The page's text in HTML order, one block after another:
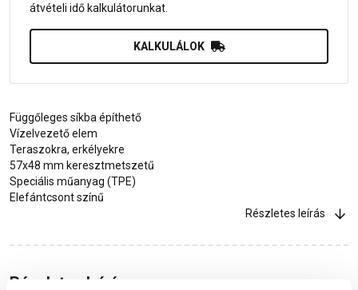
átvételi idő kalkulátorunkat.
KALKULÁLOK
Függőleges síkba építhető
Vízelvezető elem
Teraszokra, erkélyekre
57x48 mm keresztmetszetű
Speciális műanyag (TPE)
Elefántcsont színű
Részletes leírás
Részletes leírás